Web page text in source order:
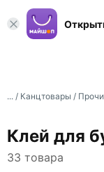
... / Канцтовары /
Клей для
33 товара